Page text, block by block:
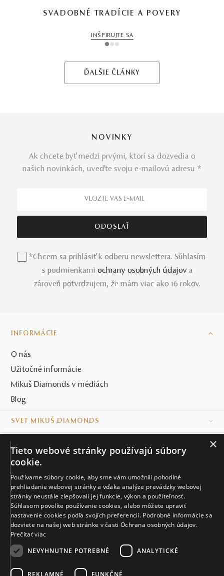
SVADOBNÉ TRADÍCIE A POVERY
INŠPIRUJTE SA
1 2 3
ĎALŠIE ČLÁNKY
NOVINKY
Ak chcete byť medzi prvými, ktorí sa dozvedia o
našich novinkách, uveďte svoju e-mailovú adresu *
*Chcem sa prihlásiť k odberu newslettera. Súhlasím
s podmienkami ochrany osobných údajov a
zároveň potvrdzujem, že mám viac ako 16 rokov.
INFORMÁCIE
O nás
Užitočné informácie
Mikuš Diamonds v médiách
Blog
SVET MIKUŠ DIAMONDS
KONTAKT
Naše klenotníctva
Sídlo spoločnosti
×
Tieto webové stránky používajú súbory
cookie.
Používame súbory cookie, aby sme vám umožnili pohodlné
prehliadanie webovej stránky a vďaka analýze prevádzky webovej
stránky neustále zlepšovali jej funkcie, výkon a použiteľnosť.
Súhlasom povolíte používanie cookies, alebo môžete upraviť
nastavenie cookies podľa svojích preferencií. Podrobné informácie sa
dozviete na našej web stránke v časti Ochrana osobných údajov.
Prečítať viac
NEVYHNUTNE POTREBNÉ
ANALYTICKÉ
REKLAMNÉ FUNKČNÉ